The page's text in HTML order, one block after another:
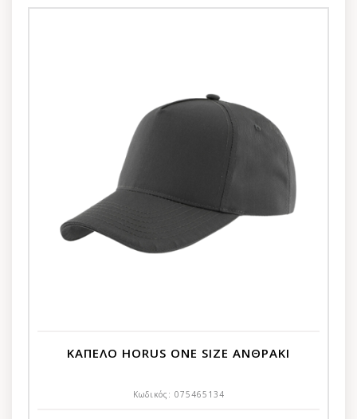
ΚΑΠΕΛΟ HORUS ONE SIZE ΑΝΘΡΑΚΙ
Κωδικός: 075465134